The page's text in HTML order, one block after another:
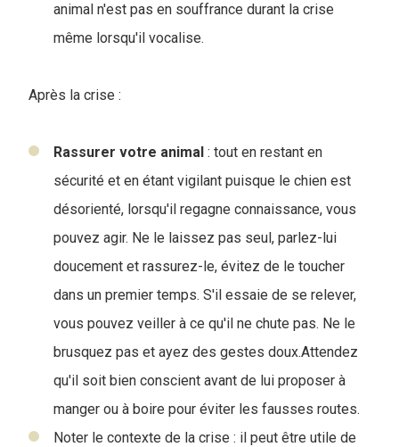
animal n'est pas en souffrance durant la crise
même lorsqu'il vocalise.
Après la crise :
Rassurer votre animal : tout en restant en
sécurité et en étant vigilant puisque le chien est
désorienté, lorsqu'il regagne connaissance, vous
pouvez agir. Ne le laissez pas seul, parlez-lui
doucement et rassurez-le, évitez de le toucher
dans un premier temps. S'il essaie de se relever,
vous pouvez veiller à ce qu'il ne chute pas. Ne le
brusquez pas et ayez des gestes doux.Attendez
qu'il soit bien conscient avant de lui proposer à
manger ou à boire pour éviter les fausses routes.
Noter le contexte de la crise : il peut être utile de